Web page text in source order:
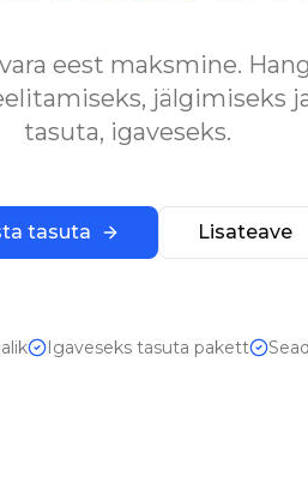
eest maksmine.
jälgimiseks
tasuta, igaveseks.
tasuta Lisateave
Igaveseks tasuta pakett